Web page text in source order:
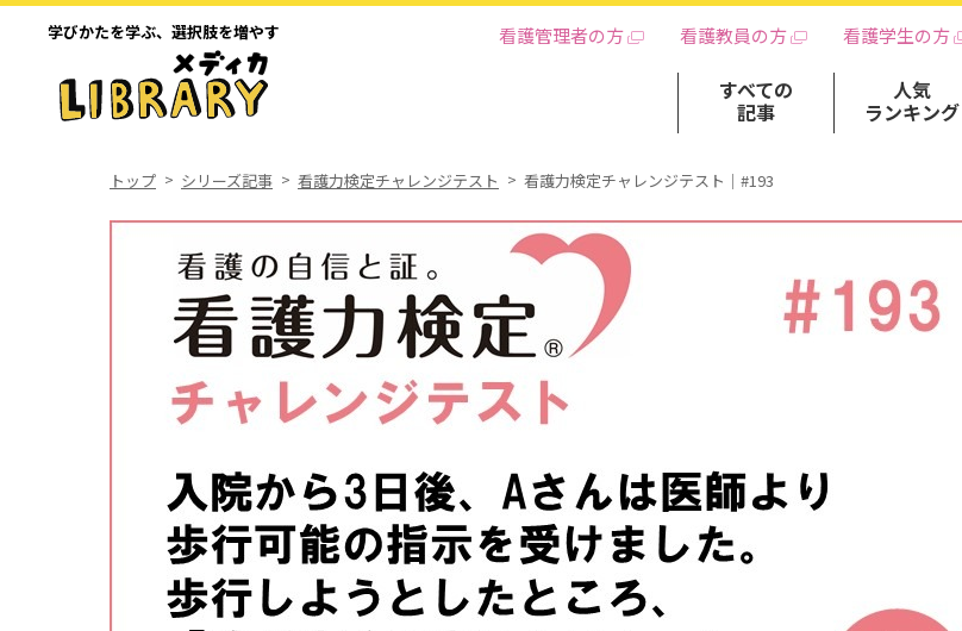
学びかたを学ぶ、 選択肢を増やす 看護管理者の方 看護教員の方 看護学生の方
すべての
記事
人気
ランキング
トップ シリーズ記事 看護力検定チャレンジテスト 看護力検定チャレンジテスト｜#193